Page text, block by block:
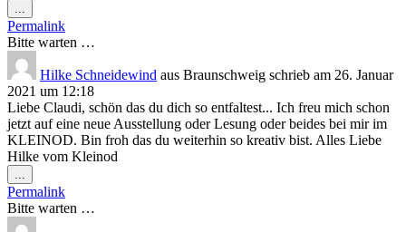
...
Metabox
ein-/ausblenden.
Permalink
Bitte warten …
Hilke Schneidewind aus Braunschweig schrieb am 26. Januar
2021 um 12:18
Liebe Claudi, schön das du dich so entfaltest... Ich freu mich schon
jetzt auf eine neue Ausstellung oder Lesung oder beides bei mir im
KLEINOD. Bin froh das du weiterhin so kreativ bist. Alles Liebe
Hilke vom Kleinod
...
Metabox
ein-/ausblenden.
Permalink
Bitte warten …